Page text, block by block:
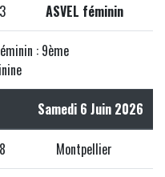
ASVEL féminin
: 9ème
Samedi 6 Juin 2026
Montpellier